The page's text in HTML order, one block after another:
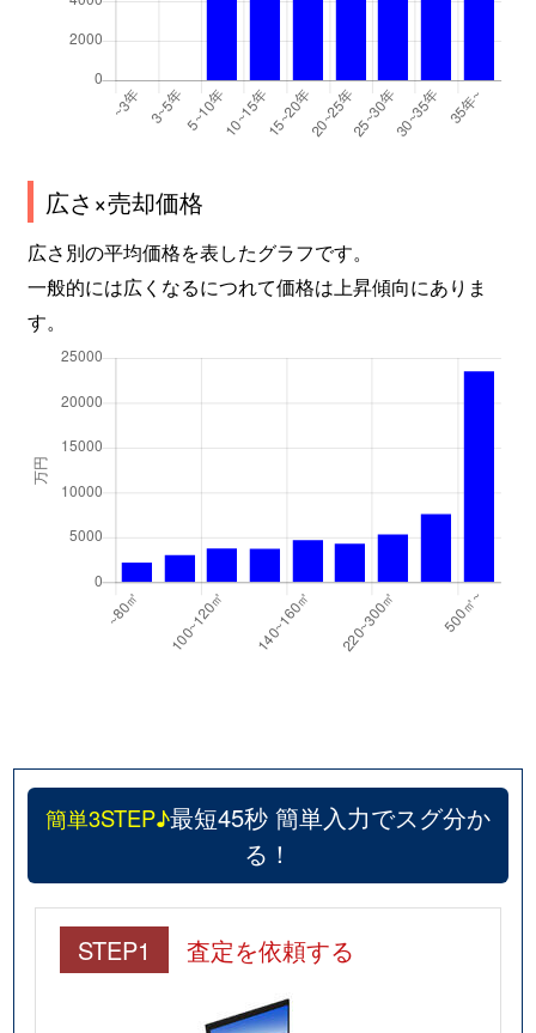
広さ×売却価格
広さ別の平均価格を表したグラフです。
一般的には広くなるにつれて価格は上昇傾向にありま
す。
簡単3STEP♪最短45秒 簡単入力でスグ分か
る！
STEP1 査定を依頼する